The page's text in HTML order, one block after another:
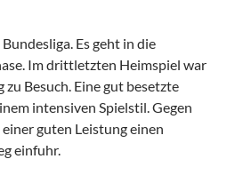
Es geht in die
Im drittletzten Heimspiel war
Besuch. Eine gut besetzte
intensiven Spielstil. Gegen
guten Leistung einen
einfuhr.